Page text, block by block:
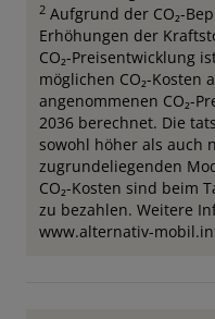
2 Aufgrund der CO₂-
Erhöhungen der
CO₂-Preisentwicklung
möglichen CO₂-Kosten
angenommenen CO₂-
2036 berechnet. Die
sowohl höher als auch
zugrundeliegenden
CO₂-Kosten sind beim
zu bezahlen. Weitere
www.alternativ-